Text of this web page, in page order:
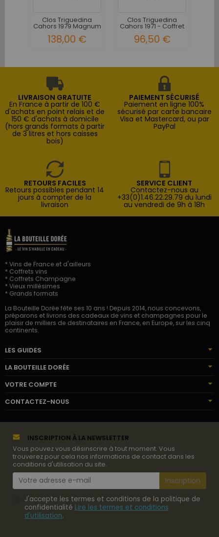
Clos Triguedina
Cahors 1979 Magnum
138,00 €
Clos Triguedina
Cahors 1971 - Coffret
96,50 €
LIVRAISON GRATUITE
En France à partir de 100 €
d'achats en point relais et de
150 € d'achats à domicile
(hors grands formats à partir
de 3 litres et hors caisses
bois)
PAIEMENT SÉCURISÉ
Paiement en ligne 100%
sécurisé par carte bancaire
Visa et Mastercard, ou par
PayPal
RETOURS FACILES
Retours possibles pendant 14
jours à compter de la
livraison
SERVICE CLIENT
Contactez-nous au
+33(0)1.46.22.29.79 du lundi
au vendredi de 9h à 18h
* Vins de France et d'ailleurs
* Coffrets vins
* Coffrets Champagne
* Vieux millésimes
* Grands formats
La Bouteille Dorée fête ses 10 ans ! Depuis 2014, nous concevons,
préparons et livrons des cadeaux de vins et champagnes pour le
plaisir de milliers de destinataires en France, en Europe, sur les cinq
continents.
LES GUIDES
LA BOUTEILLE DORÉE
VOTRE COMPTE
CONTACTEZ-NOUS
INSCRIPTION À LA NEWSLETTER
Vous pouvez vous désinscrire à tout moment. Vous
trouverez pour cela nos informations de contact dans les
conditions d'utilisation du site.
J'accepte les termes et conditions de la politique de
confidentialité Lire les termes et conditions
d'utilisation.